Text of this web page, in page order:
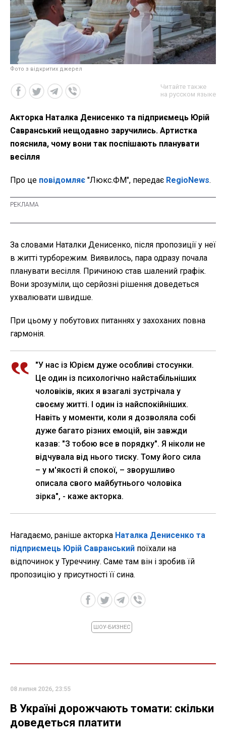
Фото з відкритих джерел
Читайте также
на русском языке
Акторка Наталка Денисенко та підприємець Юрій
Савранський нещодавно заручились. Артистка
пояснила, чому вони так поспішають планувати
весілля
Про це повідомляє "Люкс.ФМ", передає RegioNews.
За словами Наталки Денисенко, після пропозиції у неї
в житті турборежим. Виявилось, пара одразу почала
планувати весілля. Причиною став шалений графік.
Вони зрозуміли, що серйозні рішення доведеться
ухвалювати швидше.
При цьому у побутових питаннях у захоханих повна
гармонія.
"У нас із Юрієм дуже особливі стосунки.
Це один із психологічно найстабільніших
чоловіків, яких я взагалі зустрічала у
своєму житті. І один із найспокійніших.
Навіть у моменти, коли я дозволяла собі
дуже багато різних емоцій, він завжди
казав: "З тобою все в порядку". Я ніколи не
відчувала від нього тиску. Тому його сила
– у м'якості й спокої, – зворушливо
описала свого майбутнього чоловіка
зірка", - каже акторка.
Нагадаємо, раніше акторка Наталка Денисенко та
підприємець Юрій Савранський поїхали на
відпочинок у Туреччину. Саме там він і зробив їй
пропозицію у присутності її сина.
ШОУ-БИЗНЕС
08 липня 2026, 23:55
В Україні дорожчають томати: скільки
доведеться платити